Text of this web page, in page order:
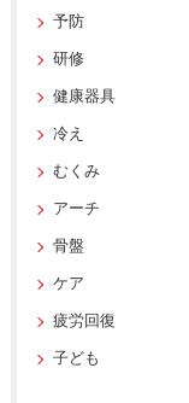
予防
研修
健康器具
冷え
むくみ
アーチ
骨盤
ケア
疲労回復
子ども